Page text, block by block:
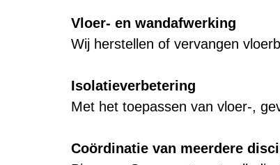
Vloer- en wandafwerking
Wij herstellen of vervangen
Isolatieverbetering
Met het toepassen van vloer-,
Coördinatie van meerdere